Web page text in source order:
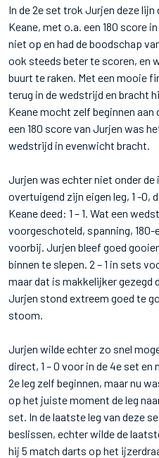
In de 2e set trok Jurjen deze
Keane, met o.a. een 180 score
niet op en had de boodschap
ook steeds beter te scoren, en
buurt te raken. Met een mooie
terug in de wedstrijd en bracht
Keane mocht zelf beginnen aan
een 180 score van Jurjen was
wedstrijd in evenwicht bracht.
Jurjen was echter niet onder de
overtuigend zijn eigen leg, 1 -
Keane deed: 1 – 1. Wat een
voorgeschoteld, spanning,
voorbij. Jurjen bleef goed
binnen te slepen. 2 – 1 in sets
maar dat is makkelijker gezegd
Jurjen stond extreem goed te
stoom.
Jurjen wilde echter zo snel
direct, 1 – 0 voor in de 4e set en
2e leg zelf beginnen, maar nu
op het juiste moment de leg
set. In de laatste leg van deze
beslissen, echter wilde de
hij 5 match darts op het